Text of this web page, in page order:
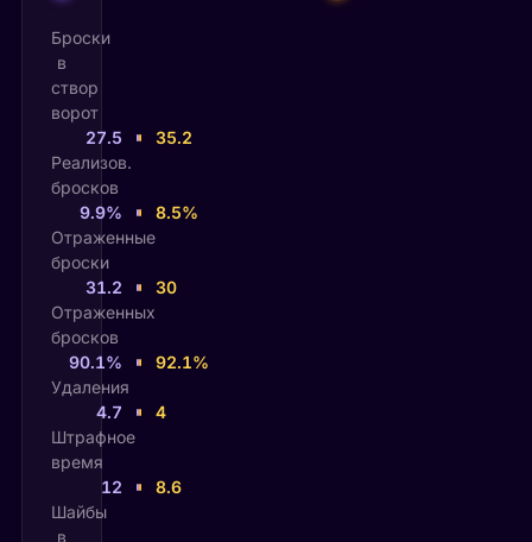
Броски
в
створ
ворот
27.5
35.2
Реализов.
бросков
9.9%
8.5%
Отраженные
броски
31.2
30
Отраженных
бросков
90.1%
92.1%
Удаления
4.7
4
Штрафное
время
12
8.6
Шайбы
в